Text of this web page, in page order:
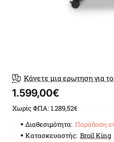
Κάνετε μια ερωτηση για
1.599,00€
Χωρίς ΦΠΑ: 1.289,52€
Διαθεσιμότητα: Παράδοση
Κατασκευαστής: Broil King